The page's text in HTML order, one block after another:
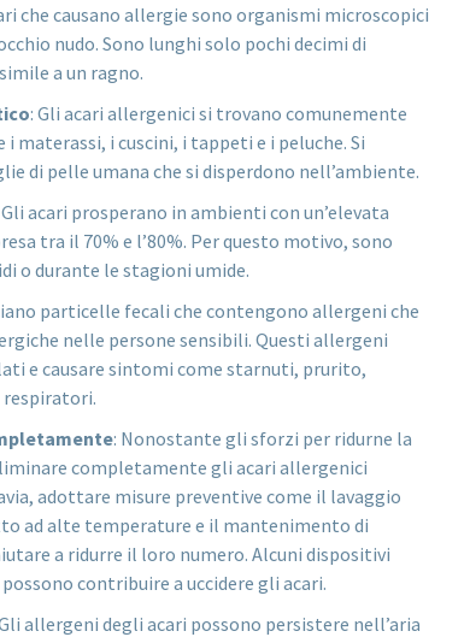
che causano allergie sono organismi microscopici
nudo. Sono lunghi solo pochi decimi di
a un ragno.
: Gli acari allergenici si trovano comunemente
materassi, i cuscini, i tappeti e i peluche. Si
di pelle umana che si disperdono nell’ambiente.
Gli acari prosperano in ambienti con un’elevata
tra il 70% e l’80%. Per questo motivo, sono
o durante le stagioni umide.
particelle fecali che contengono allergeni che
nelle persone sensibili. Questi allergeni
e causare sintomi come starnuti, prurito,
respiratori.
: Nonostante gli sforzi per ridurne la
completamente gli acari allergenici
adottare misure preventive come il lavaggio
ad alte temperature e il mantenimento di
a ridurre il loro numero. Alcuni dispositivi
contribuire a uccidere gli acari.
allergeni degli acari possono persistere nell’aria